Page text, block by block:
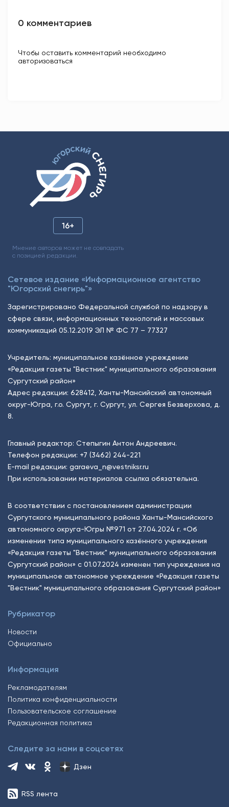
0 комментариев
Чтобы оставить комментарий необходимо
авторизоваться
16+
Мнение авторов может не совпадать
с позицией редакции.
Сетевое издание «Информационное агентство
"Югорский снегирь"»
Зарегистрировано Федеральной службой по надзору в
сфере связи, информационных технологий и массовых
коммуникаций 05.12.2019 ЭЛ № ФС 77 – 77327
Учредитель: муниципальное казённое учреждение
«Редакция газеты "Вестник" муниципального образования
Сургутский район»
Адрес редакции: 628412, Ханты-Мансийский автономный
округ-Югра, г.о. Сургут, г. Сургут, ул. Сергея Безверхова, д.
8.
Главный редактор: Степыгин Антон Андреевич.
Телефон редакции: +7 (3462) 244-221
E-mail редакции: garaeva_n@vestniksr.ru
При использовании материалов ссылка обязательна.
В соответствии с постановлением администрации
Сургутского муниципального района Ханты-Мансийского
автономного округа-Югры №971 от 27.04.2024 г. «Об
изменении типа муниципального казённого учреждения
«Редакция газеты "Вестник" муниципального образования
Сургутский район» с 01.07.2024 изменен тип учреждения на
муниципальное автономное учреждение «Редакция газеты
"Вестник" муниципального образования Сургутский район»
Рубрикатор
Новости
Официально
Информация
Рекламодателям
Политика конфиденциальности
Пользовательское соглашение
Редакционная политика
Следите за нами в соцсетях
Дзен
RSS лента